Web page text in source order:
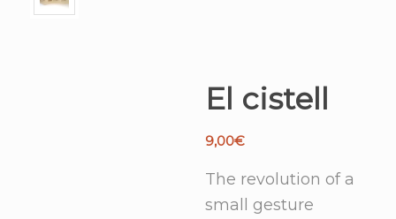
El cistell
9,00€
The revolution of a
small gesture